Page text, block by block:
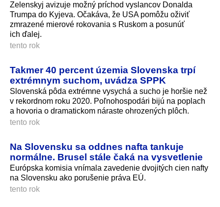
Zelenskyj avizuje možný príchod vyslancov Donalda
Trumpa do Kyjeva. Očakáva, že USA pomôžu oživiť
zmrazené mierové rokovania s Ruskom a posunúť
ich ďalej.
tento rok
Takmer 40 percent územia Slovenska trpí
extrémnym suchom, uvádza SPPK
Slovenská pôda extrémne vysychá a sucho je horšie než
v rekordnom roku 2020. Poľnohos­podári bijú na poplach
a hovoria o dramatickom náraste ohrozených plôch.
tento rok
Na Slovensku sa oddnes nafta tankuje
normálne. Brusel stále čaká na vysvetlenie
Európska komisia vnímala zavedenie dvojitých cien nafty
na Slovensku ako porušenie práva EÚ.
tento rok